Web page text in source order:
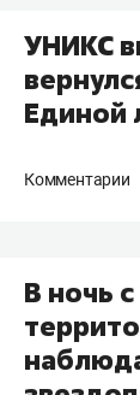
УНИКС
Единой
Комментарии
В ночь